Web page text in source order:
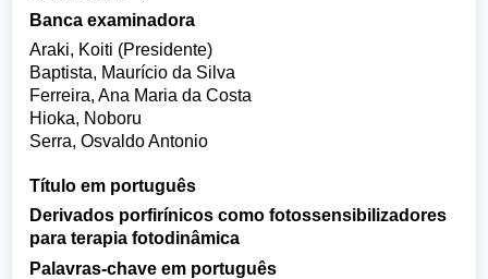
Banca examinadora
Araki, Koiti (Presidente)
Baptista, Maurício da Silva
Ferreira, Ana Maria da Costa
Hioka, Noboru
Serra, Osvaldo Antonio
Título em português
Derivados porfirínicos como fotossensibilizadores
para terapia fotodinâmica
Palavras-chave em português